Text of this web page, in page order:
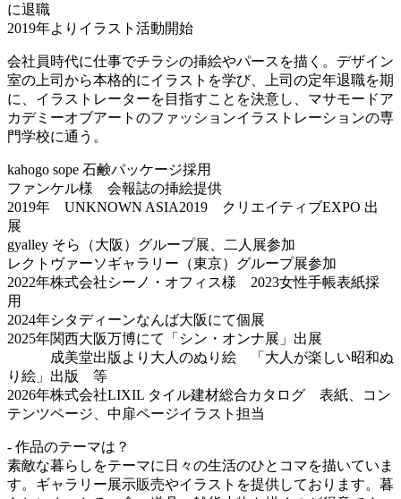
に退職
2019年よりイラスト活動開始
会社員時代に仕事でチラシの挿絵やパースを描く。デザイン
室の上司から本格的にイラストを学び、上司の定年退職を期
に、イラストレーターを目指すことを決意し、マサモードア
カデミーオブアートのファッションイラストレーションの専
門学校に通う。
kahogo sope 石鹸パッケージ採用
ファンケル様 会報誌の挿絵提供
2019年 UNKNOWN ASIA2019 クリエイティブEXPO 出
展
gyalley そら（大阪）グループ展、二人展参加
レクトヴァーソギャラリー（東京）グループ展参加
2022年株式会社シーノ・オフィス様 2023女性手帳表紙採
用
2024年シタディーンなんば大阪にて個展
2025年関西大阪万博にて「シン・オンナ展」出展
成美堂出版より大人のぬり絵 「大人が楽しい昭和ぬ
り絵」出版 等
2026年株式会社LIXIL タイル建材総合カタログ 表紙、コン
テンツページ、中扉ページイラスト担当
- 作品のテーマは？
素敵な暮らしをテーマに日々の生活のひとコマを描いていま
す。ギャラリー展示販売やイラストを提供しております。暮